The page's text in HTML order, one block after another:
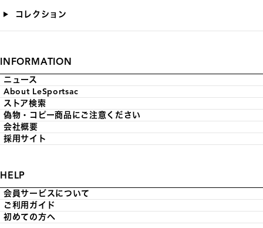
コレクション
INFORMATION
ニュース
About LeSportsac
ストア検索
偽物・コピー商品にご注意ください
会社概要
採用サイト
HELP
会員サービスについて
ご利用ガイド
初めての方へ